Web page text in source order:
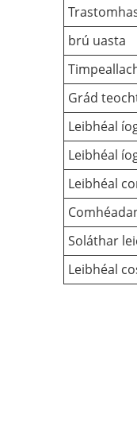
brú uasta
Grád
Leibhéal
Leibhéal
Leibhéal
Soláthar
Leibhéal